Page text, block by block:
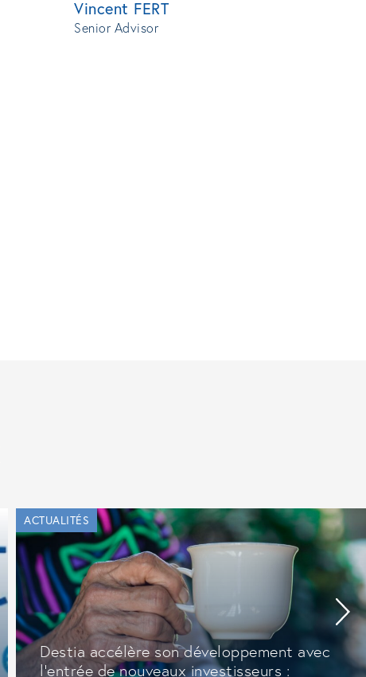
Vincent FERT
Senior Advisor
ACTUALITÉS
Destia accélère son développement avec
l’entrée de nouveaux investisseurs :